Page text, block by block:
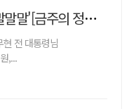
보완수사권 폐지 직후 "야~기분좋다"?…불타는 민심에 기름, 민주당 '말말말'[금주의 정치舌전]
전 대통령님
,...